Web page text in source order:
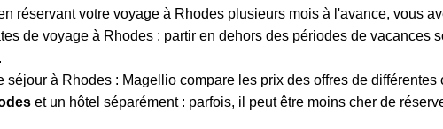
réservant votre voyage à Rhodes plusieurs mois à l'avance, vous
de voyage à Rhodes : partir en dehors des périodes de
séjour à Rhodes : Magellio compare les prix des offres de
et un hôtel séparément : parfois, il peut être moins cher de